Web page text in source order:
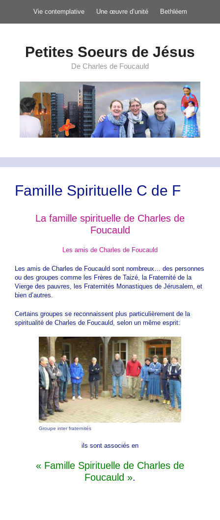
Vie contemplative Une œuvre d’unité Bethléem
Petites Soeurs de Jésus
De Charles de Foucauld
Famille Spirituelle C de F
La famille spirituelle de Charles de
Foucauld
Les amis de Charles de Foucauld
Les amis de Charles de Foucauld sont nombreux… des personnes
ou des groupes comme les Frères de Taizé, la Fraternité de la
Vierge des pauvres, les Fraternités Monastiques de Jérusalem, et
bien d’autres.
Certains groupes se reconnaissent plus particulièrement de la
spiritualité de Charles de Foucauld, selon un même esprit:
Groupe inter fraternités
ils sont associés en
« Famille Spirituelle de Charles de
Foucauld ».